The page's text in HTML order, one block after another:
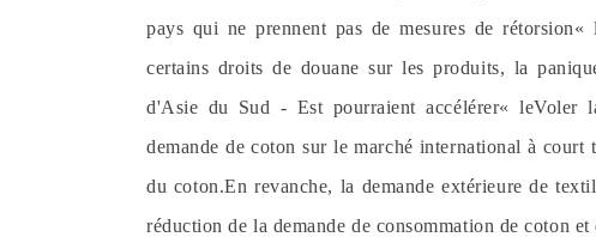
pays qui ne prennent pas de mesures de rétorsion«
certains droits de douane sur les produits, la
d'Asie du Sud - Est pourraient accélérer« leVoler
demande de coton sur le marché international à
du coton.En revanche, la demande extérieure de
réduction de la demande de consommation de coton